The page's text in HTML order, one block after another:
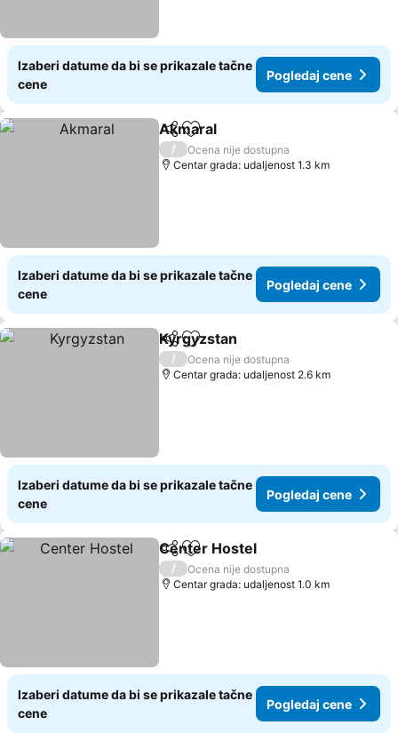
Izaberi datume da bi se prikazale tačne
cene
Pogledaj cene
Deli Dodati u favorite
Akmaral
/
Ocena nije dostupna
Centar grada: udaljenost 1.3 km
Izaberi datume da bi se prikazale tačne
cene
Pogledaj cene
Deli Dodati u favorite
Kyrgyzstan
/
Ocena nije dostupna
Centar grada: udaljenost 2.6 km
Izaberi datume da bi se prikazale tačne
cene
Pogledaj cene
Deli Dodati u favorite
Center Hostel
/
Ocena nije dostupna
Centar grada: udaljenost 1.0 km
Izaberi datume da bi se prikazale tačne
cene
Pogledaj cene